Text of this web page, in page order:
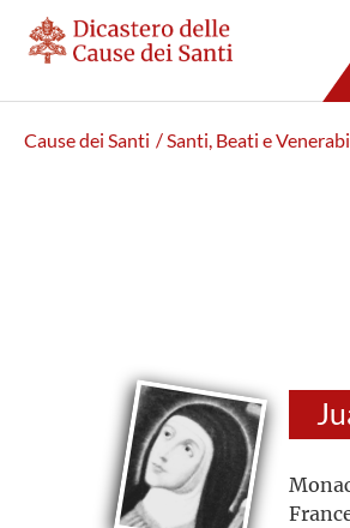
Cause dei Santi / Santi, Beati e